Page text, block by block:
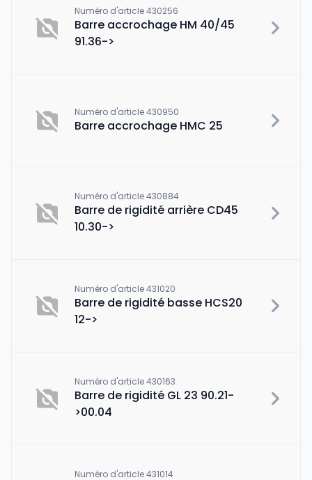
Numéro d'article 430256
Barre accrochage HM 40/45
91.36->
Numéro d'article 430950
Barre accrochage HMC 25
Numéro d'article 430884
Barre de rigidité arrière CD45
10.30->
Numéro d'article 431020
Barre de rigidité basse HCS20
12->
Numéro d'article 430163
Barre de rigidité GL 23 90.21-
>00.04
Numéro d'article 431014